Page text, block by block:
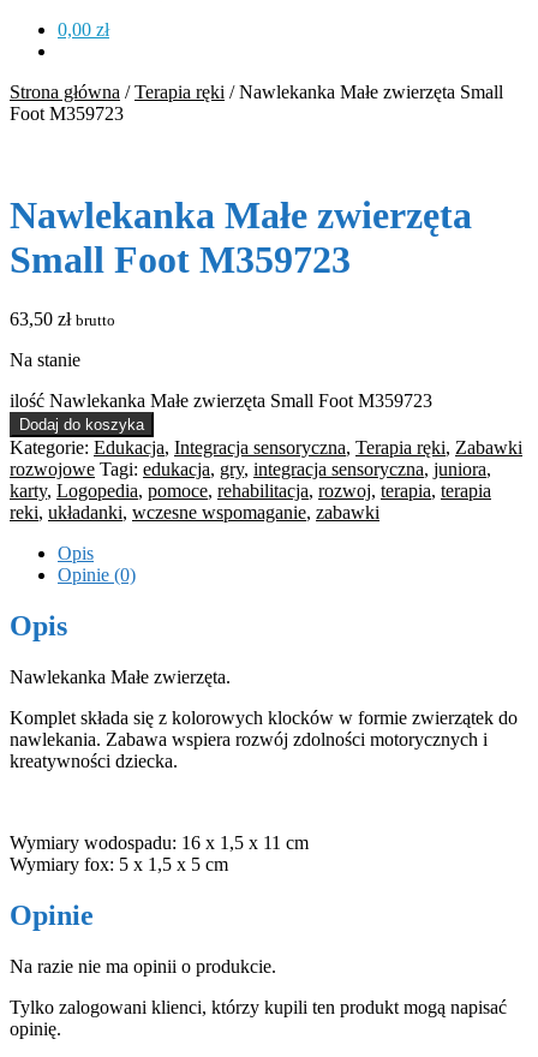
0,00 zł
Strona główna /Terapia ręki /Nawlekanka Małe zwierzęta Small
Foot M359723
Nawlekanka Małe zwierzęta
Small Foot M359723
63,50 zł brutto
Na stanie
ilość Nawlekanka Małe zwierzęta Small Foot M359723
Dodaj do koszyka
Kategorie: Edukacja, Integracja sensoryczna, Terapia ręki, Zabawki
rozwojowe Tagi: edukacja, gry, integracja sensoryczna, juniora,
karty, Logopedia, pomoce, rehabilitacja, rozwoj, terapia, terapia
reki, układanki, wczesne wspomaganie, zabawki
Opis
Opinie (0)
Opis
Nawlekanka Małe zwierzęta.
Komplet składa się z kolorowych klocków w formie zwierzątek do
nawlekania. Zabawa wspiera rozwój zdolności motorycznych i
kreatywności dziecka.
Wymiary wodospadu: 16 x 1,5 x 11 cm
Wymiary fox: 5 x 1,5 x 5 cm
Opinie
Na razie nie ma opinii o produkcie.
Tylko zalogowani klienci, którzy kupili ten produkt mogą napisać
opinię.